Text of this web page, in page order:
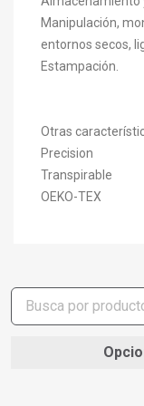
Añadir
Nombre de
Debe iniciar
Manipulación,
entornos secos,
Estampación.
Otras
Precision
Transpirable
OEKO-TEX